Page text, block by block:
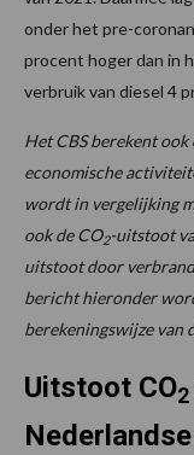
onder het pre-
procent hoger dan in
verbruik van diesel 4
Het CBS berekent
economische
wordt in vergelijking
ook de CO2-uitstoot
uitstoot door
bericht hieronder
berekeningswijze van
Uitstoot CO2